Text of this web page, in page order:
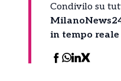
Condivilo su
in tempo reale